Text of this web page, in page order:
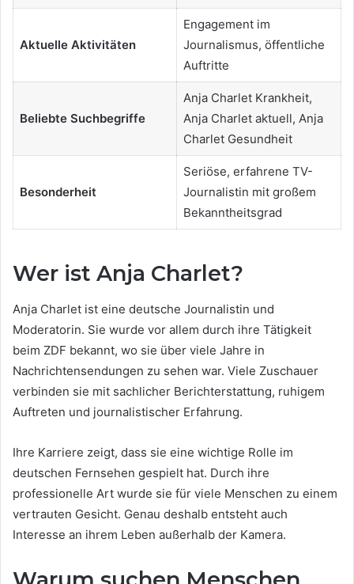
Aktuelle Aktivitäten
Engagement im
Journalismus, öffentliche
Auftritte
Beliebte Suchbegriffe
Anja Charlet Krankheit,
Anja Charlet aktuell, Anja
Charlet Gesundheit
Besonderheit
Seriöse, erfahrene TV-
Journalistin mit großem
Bekanntheitsgrad
Wer ist Anja Charlet?
Anja Charlet ist eine deutsche Journalistin und
Moderatorin. Sie wurde vor allem durch ihre Tätigkeit
beim ZDF bekannt, wo sie über viele Jahre in
Nachrichtensendungen zu sehen war. Viele Zuschauer
verbinden sie mit sachlicher Berichterstattung, ruhigem
Auftreten und journalistischer Erfahrung.
Ihre Karriere zeigt, dass sie eine wichtige Rolle im
deutschen Fernsehen gespielt hat. Durch ihre
professionelle Art wurde sie für viele Menschen zu einem
vertrauten Gesicht. Genau deshalb entsteht auch
Interesse an ihrem Leben außerhalb der Kamera.